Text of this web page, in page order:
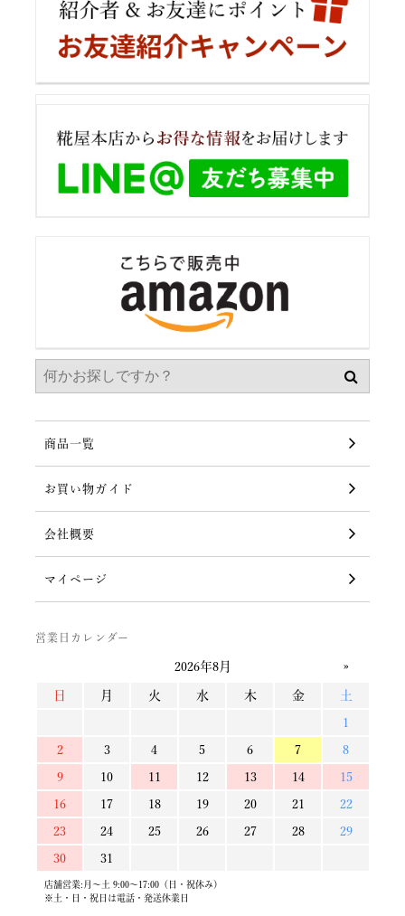
商品一覧
お買い物ガイド
会社概要
マイページ
営業日カレンダー